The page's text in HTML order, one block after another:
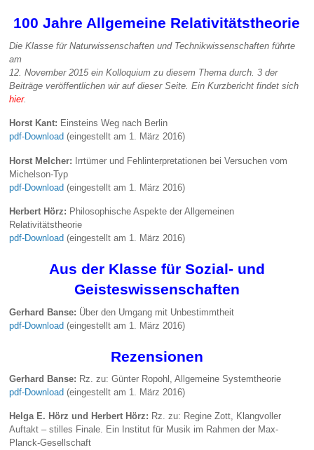
100 Jahre Allgemeine Relativitätstheorie
Die Klasse für Naturwissenschaften und Technikwissenschaften führte
am
12. November 2015 ein Kolloquium zu diesem Thema durch. 3 der
Beiträge veröffentlichen wir auf dieser Seite. Ein Kurzbericht findet sich
hier.
Horst Kant: Einsteins Weg nach Berlin
pdf-Download (eingestellt am 1. März 2016)
Horst Melcher: Irrtümer und Fehlinterpretationen bei Versuchen vom
Michelson-Typ
pdf-Download(eingestellt am 1. März 2016)
Herbert Hörz: Philosophische Aspekte der Allgemeinen
Relativitätstheorie
pdf-Download (eingestellt am 1. März 2016)
Aus der Klasse für Sozial- und
Geisteswissenschaften
Gerhard Banse: Über den Umgang mit Unbestimmtheit
pdf-Download (eingestellt am 1. März 2016)
Rezensionen
Gerhard Banse: Rz. zu: Günter Ropohl, Allgemeine Systemtheorie
pdf-Download (eingestellt am 1. März 2016)
Helga E. Hörz und Herbert Hörz: Rz. zu: Regine Zott, Klangvoller
Auftakt – stilles Finale. Ein Institut für Musik im Rahmen der Max-
Planck-Gesellschaft